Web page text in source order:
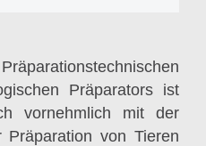
Präparators ist
vornehmlich mit der
Präparation von Tieren